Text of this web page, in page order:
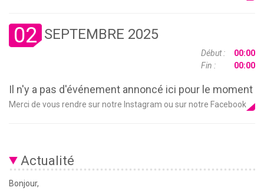
02 SEPTEMBRE 2025
Début :
00:00
Fin :
00:00
Il n'y a pas d'événement annoncé ici pour le moment
Merci de vous rendre sur notre Instagram ou sur notre Facebook
Actualité
Bonjour,